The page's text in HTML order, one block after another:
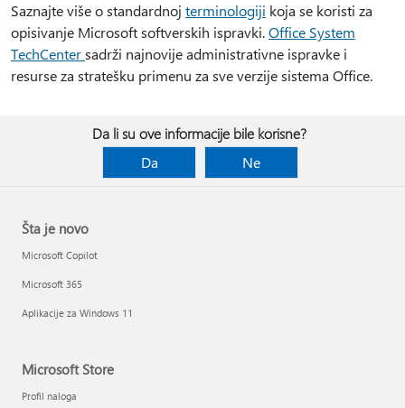
Saznajte više o standardnoj terminologiji koja se koristi za
opisivanje Microsoft softverskih ispravki.Office System
TechCentersadrži najnovije administrativne ispravke i
resurse za stratešku primenu za sve verzije sistema Office.
Da li su ove informacije bile korisne?
Da
Ne
Šta je novo
Microsoft Copilot
Microsoft 365
Aplikacije za Windows 11
Microsoft Store
Profil naloga